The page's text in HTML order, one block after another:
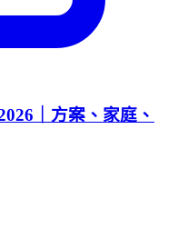
｜方案、家庭、